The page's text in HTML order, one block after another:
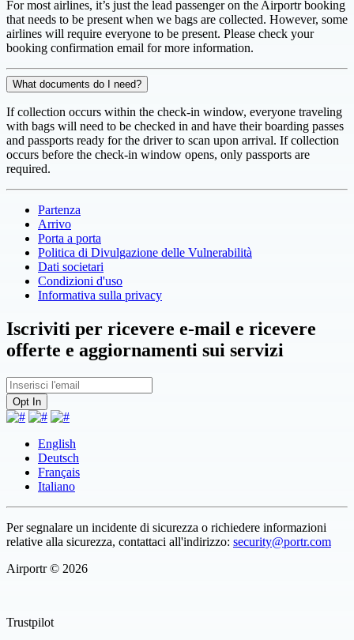
For most airlines, it’s just the lead passenger on the Airportr booking
that needs to be present when we bags are collected. However, some
airlines will require everyone to be present. Please check your
booking confirmation email for more information.
What documents do I need?
If collection occurs within the check-in window, everyone traveling
with bags will need to be checked in and have their boarding passes
and passports ready for the driver to scan upon arrival. If collection
occurs before the check-in window opens, only passports are
required.
Partenza
Arrivo
Porta a porta
Politica di Divulgazione delle Vulnerabilità
Dati societari
Condizioni d'uso
Informativa sulla privacy
Iscriviti per ricevere e-mail e ricevere
offerte e aggiornamenti sui servizi
English
Deutsch
Français
Italiano
Per segnalare un incidente di sicurezza o richiedere informazioni
relative alla sicurezza, contattaci all'indirizzo: security@portr.com
Airportr © 2026
Trustpilot